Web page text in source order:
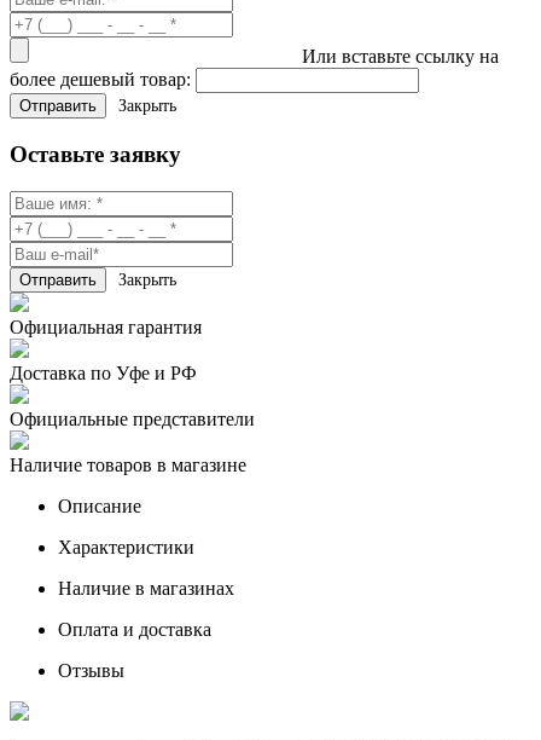
Или вставьте ссылку на
более дешевый товар:
Закрыть
Оставьте заявку
Закрыть
Официальная гарантия
Доставка по Уфе и РФ
Официальные представители
Наличие товаров в магазине
Описание
Характеристики
Наличие в магазинах
Оплата и доставка
Отзывы